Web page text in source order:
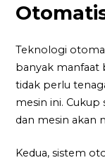
Teknologi
banyak manfaat
tidak perlu
mesin ini. Cukup
dan mesin akan
Kedua, sistem